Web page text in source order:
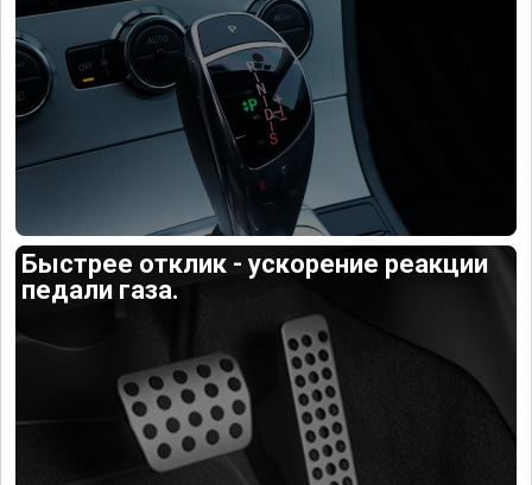
Быстрее отклик - ускорение реакции
педали газа.